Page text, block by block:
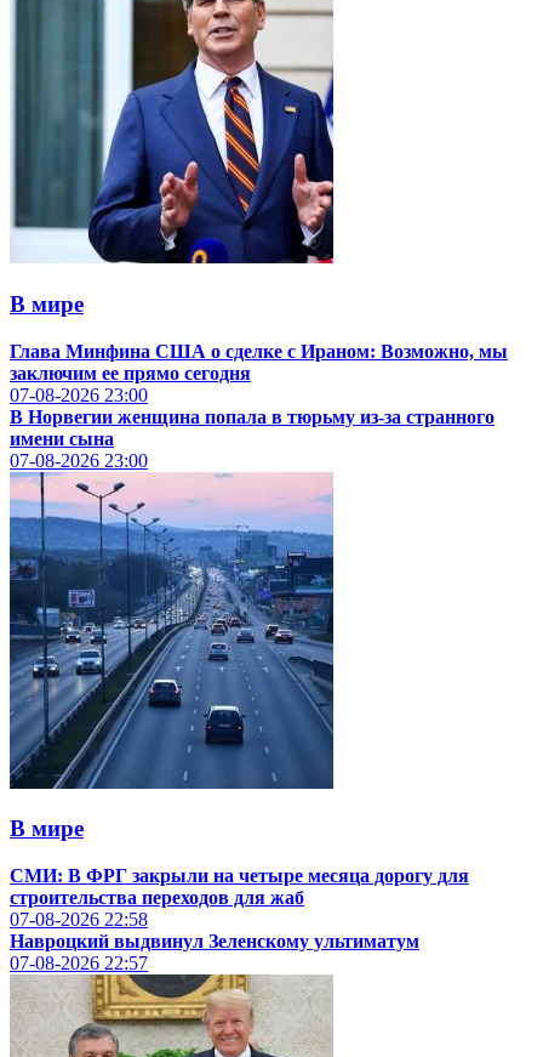
В мире
Глава Минфина США о сделке с Ираном: Возможно, мы
заключим ее прямо сегодня
07-08-2026 23:00
В Норвегии женщина попала в тюрьму из-за странного
имени сына
07-08-2026 23:00
В мире
СМИ: В ФРГ закрыли на четыре месяца дорогу для
строительства переходов для жаб
07-08-2026 22:58
Навроцкий выдвинул Зеленскому ультиматум
07-08-2026 22:57